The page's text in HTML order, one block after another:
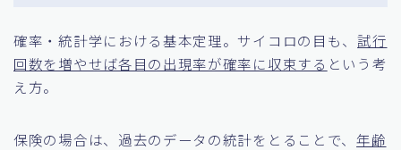
確率・統計学における基本定理。サイコロの目も、試行
回数を増やせば各目の出現率が確率に収束する という考
え方。
保険の場合は、過去のデータの統計をとることで、年齢